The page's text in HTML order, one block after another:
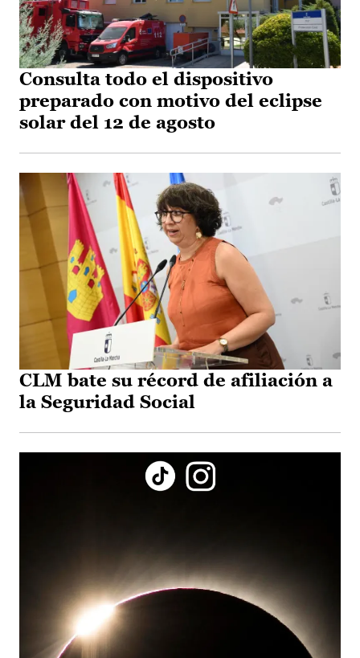
Consulta todo el dispositivo
preparado con motivo del eclipse
solar del 12 de agosto
CLM bate su récord de afiliación a
la Seguridad Social